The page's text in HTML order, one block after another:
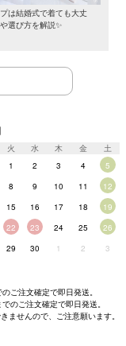
は結婚式で着ても大丈
選び方を解説✨
火 水 木 金
土
1 2 3 4
5
8 9 10 11
12
15 16 17 18
19
22 23 24 25
26
29 30 1 2 3
ご注文確定で即日発送。
のご注文確定で即日発送。
ませんので、ご注意願います。